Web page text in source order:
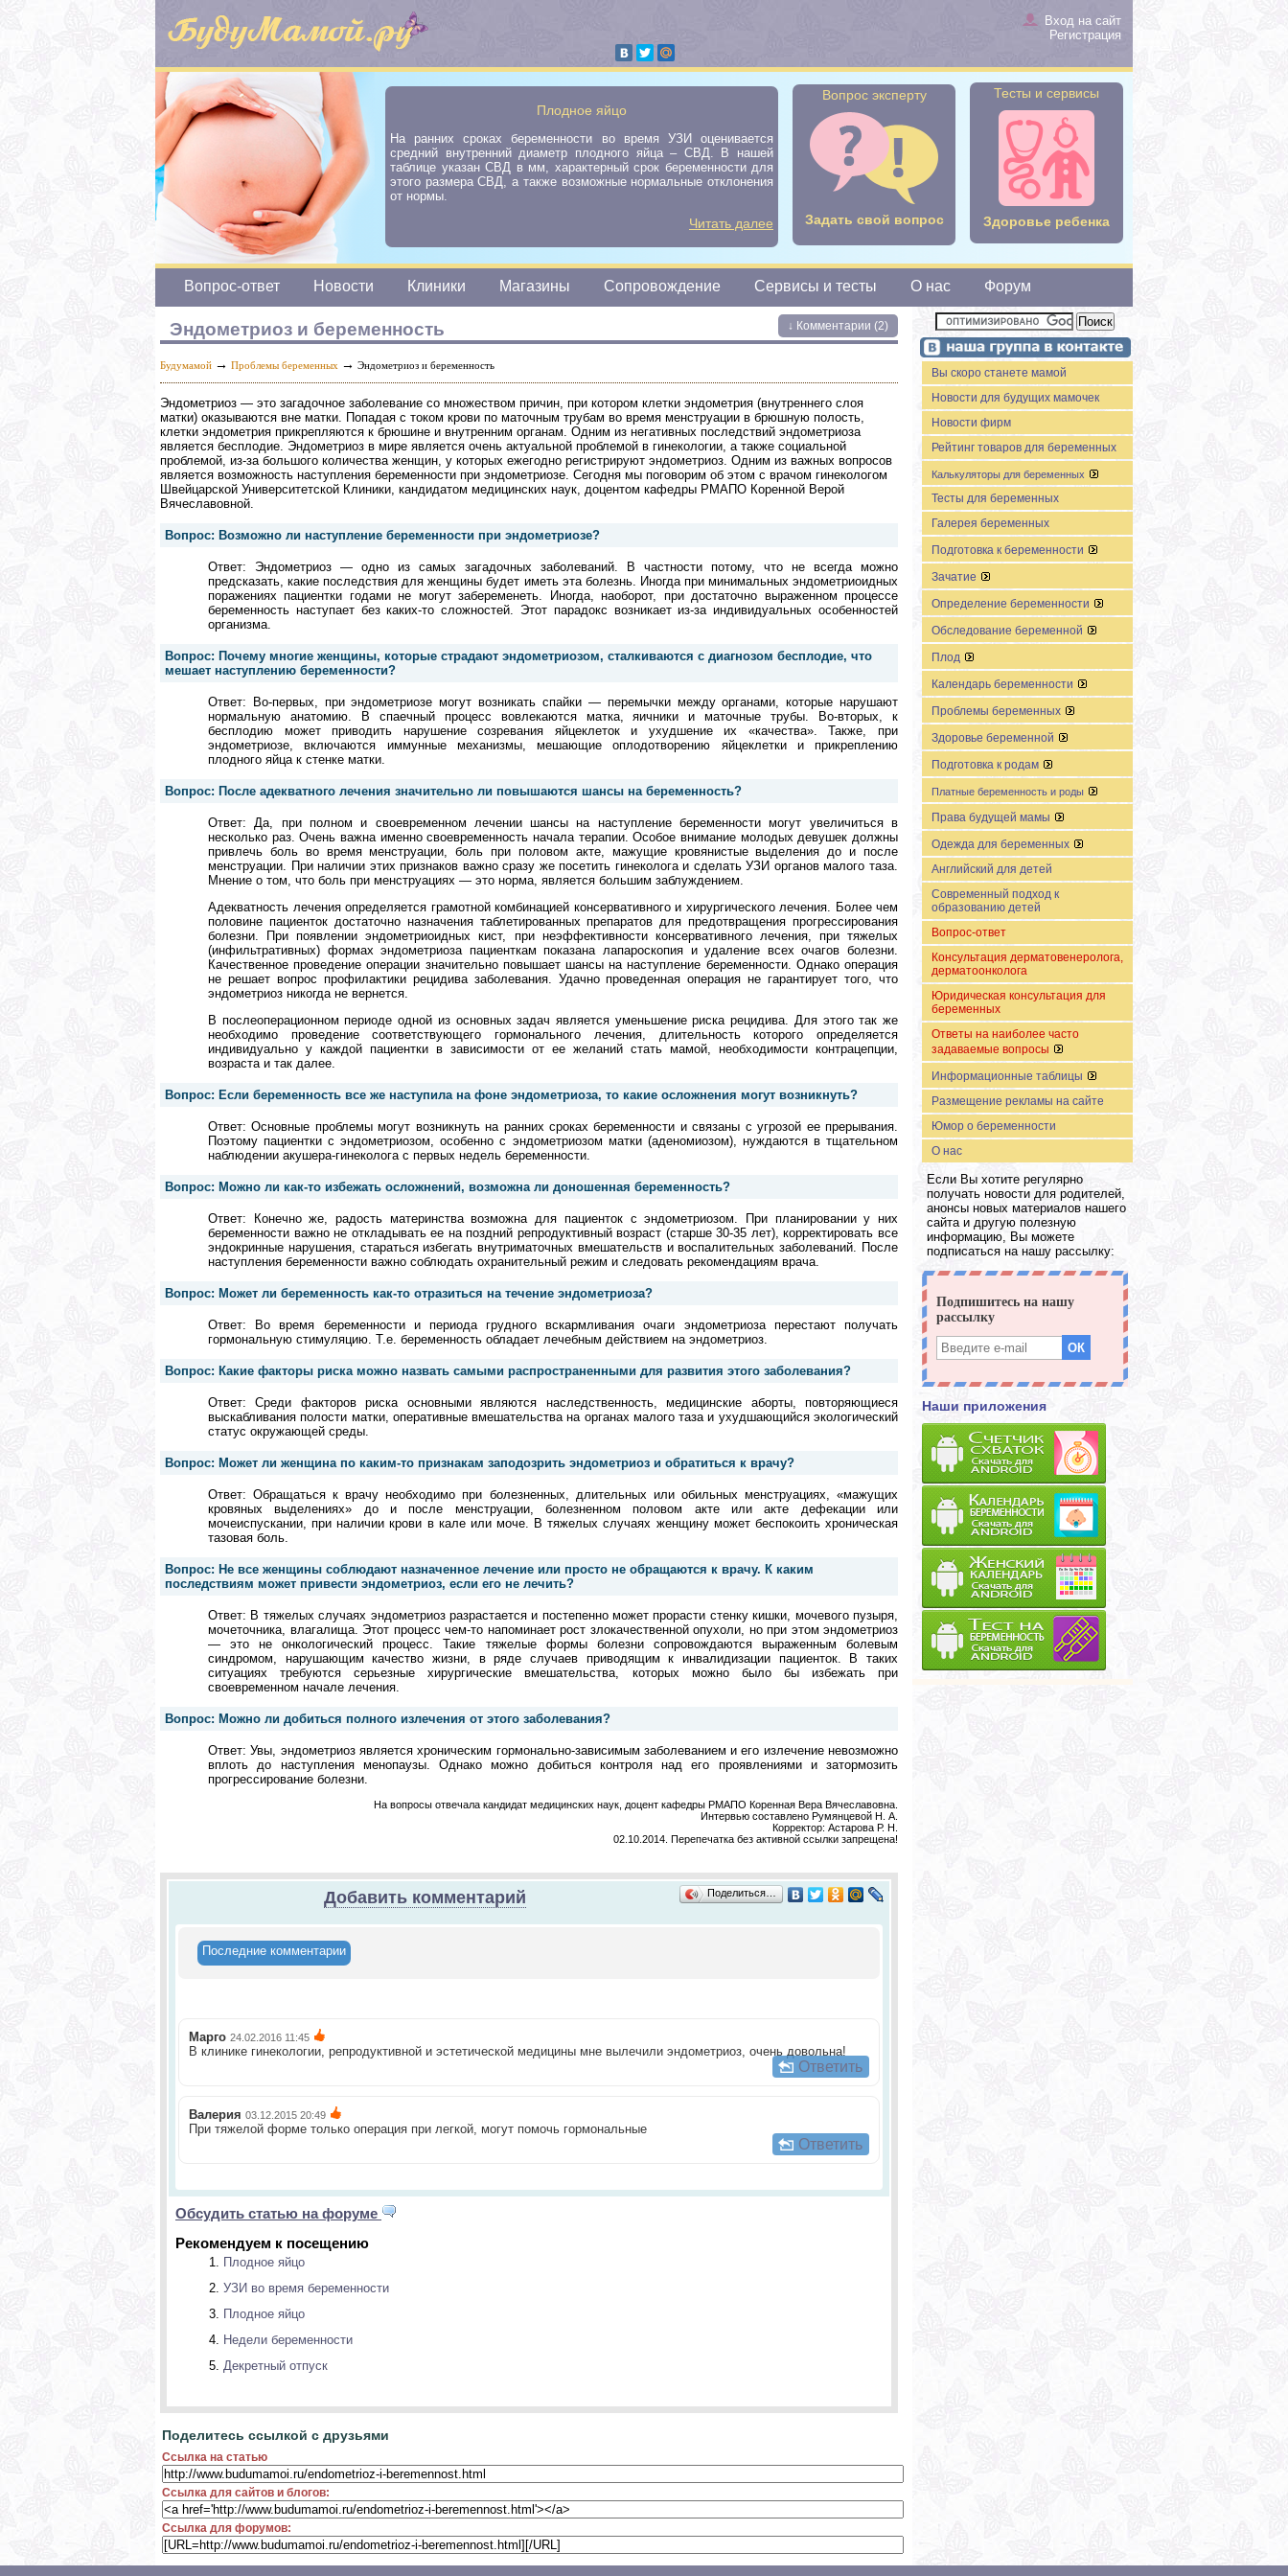
Вход на сайт
Регистрация
Плодное яйцо
На ранних сроках беременности во время УЗИ оценивается
средний внутренний диаметр плодного яйца – СВД. В нашей
таблице указан СВД в мм, характерный срок беременности для
этого размера СВД, а также возможные нормальные отклонения
от нормы.
Читать далее
Вопрос эксперту
Задать свой вопрос
Тесты и сервисы
Здоровье ребенка
Вопрос-ответ Новости Клиники Магазины Сопровождение Сервисы и тесты О нас Форум
↓ Комментарии (2)
Эндометриоз и беременность
Будумамой → Проблемы беременных → Эндометриоз и беременность
Эндометриоз — это загадочное заболевание со множеством причин, при котором клетки эндометрия (внутреннего слоя
матки) оказываются вне матки. Попадая с током крови по маточным трубам во время менструации в брюшную полость,
клетки эндометрия прикрепляются к брюшине и внутренним органам. Одним из негативных последствий эндометриоза
является бесплодие. Эндометриоз в мире является очень актуальной проблемой в гинекологии, а также социальной
проблемой, из-за большого количества женщин, у которых ежегодно регистрируют эндометриоз. Одним из важных вопросов
является возможность наступления беременности при эндометриозе. Сегодня мы поговорим об этом с врачом гинекологом
Швейцарской Университетской Клиники, кандидатом медицинских наук, доцентом кафедры РМАПО Коренной Верой
Вячеславовной.
Вопрос: Возможно ли наступление беременности при эндометриозе?
Ответ: Эндометриоз — одно из самых загадочных заболеваний. В частности потому, что не всегда можно
предсказать, какие последствия для женщины будет иметь эта болезнь. Иногда при минимальных эндометриоидных
поражениях пациентки годами не могут забеременеть. Иногда, наоборот, при достаточно выраженном процессе
беременность наступает без каких-то сложностей. Этот парадокс возникает из-за индивидуальных особенностей
организма.
Вопрос: Почему многие женщины, которые страдают эндометриозом, сталкиваются с диагнозом бесплодие, что
мешает наступлению беременности?
Ответ: Во-первых, при эндометриозе могут возникать спайки — перемычки между органами, которые нарушают
нормальную анатомию. В спаечный процесс вовлекаются матка, яичники и маточные трубы. Во-вторых, к
бесплодию может приводить нарушение созревания яйцеклеток и ухудшение их «качества». Также, при
эндометриозе, включаются иммунные механизмы, мешающие оплодотворению яйцеклетки и прикреплению
плодного яйца к стенке матки.
Вопрос: После адекватного лечения значительно ли повышаются шансы на беременность?
Ответ: Да, при полном и своевременном лечении шансы на наступление беременности могут увеличиться в
несколько раз. Очень важна именно своевременность начала терапии. Особое внимание молодых девушек должны
привлечь боль во время менструации, боль при половом акте, мажущие кровянистые выделения до и после
менструации. При наличии этих признаков важно сразу же посетить гинеколога и сделать УЗИ органов малого таза.
Мнение о том, что боль при менструациях — это норма, является большим заблуждением.
Адекватность лечения определяется грамотной комбинацией консервативного и хирургического лечения. Более чем
половине пациенток достаточно назначения таблетированных препаратов для предотвращения прогрессирования
болезни. При появлении эндометриоидных кист, при неэффективности консервативного лечения, при тяжелых
(инфильтративных) формах эндометриоза пациенткам показана лапароскопия и удаление всех очагов болезни.
Качественное проведение операции значительно повышает шансы на наступление беременности. Однако операция
не решает вопрос профилактики рецидива заболевания. Удачно проведенная операция не гарантирует того, что
эндометриоз никогда не вернется.
В послеоперационном периоде одной из основных задач является уменьшение риска рецидива. Для этого так же
необходимо проведение соответствующего гормонального лечения, длительность которого определяется
индивидуально у каждой пациентки в зависимости от ее желаний стать мамой, необходимости контрацепции,
возраста и так далее.
Вопрос: Если беременность все же наступила на фоне эндометриоза, то какие осложнения могут возникнуть?
Ответ: Основные проблемы могут возникнуть на ранних сроках беременности и связаны с угрозой ее прерывания.
Поэтому пациентки с эндометриозом, особенно с эндометриозом матки (аденомиозом), нуждаются в тщательном
наблюдении акушера-гинеколога с первых недель беременности.
Вопрос: Можно ли как-то избежать осложнений, возможна ли доношенная беременность?
Ответ: Конечно же, радость материнства возможна для пациенток с эндометриозом. При планировании у них
беременности важно не откладывать ее на поздний репродуктивный возраст (старше 30-35 лет), корректировать все
эндокринные нарушения, стараться избегать внутриматочных вмешательств и воспалительных заболеваний. После
наступления беременности важно соблюдать охранительный режим и следовать рекомендациям врача.
Вопрос: Может ли беременность как-то отразиться на течение эндометриоза?
Ответ: Во время беременности и периода грудного вскармливания очаги эндометриоза перестают получать
гормональную стимуляцию. Т.е. беременность обладает лечебным действием на эндометриоз.
Вопрос: Какие факторы риска можно назвать самыми распространенными для развития этого заболевания?
Ответ: Среди факторов риска основными являются наследственность, медицинские аборты, повторяющиеся
выскабливания полости матки, оперативные вмешательства на органах малого таза и ухудшающийся экологический
статус окружающей среды.
Вопрос: Может ли женщина по каким-то признакам заподозрить эндометриоз и обратиться к врачу?
Ответ: Обращаться к врачу необходимо при болезненных, длительных или обильных менструациях, «мажущих
кровяных выделениях» до и после менструации, болезненном половом акте или акте дефекации или
мочеиспускании, при наличии крови в кале или моче. В тяжелых случаях женщину может беспокоить хроническая
тазовая боль.
Вопрос: Не все женщины соблюдают назначенное лечение или просто не обращаются к врачу. К каким
последствиям может привести эндометриоз, если его не лечить?
Ответ: В тяжелых случаях эндометриоз разрастается и постепенно может прорасти стенку кишки, мочевого пузыря,
мочеточника, влагалища. Этот процесс чем-то напоминает рост злокачественной опухоли, но при этом эндометриоз
— это не онкологический процесс. Такие тяжелые формы болезни сопровождаются выраженным болевым
синдромом, нарушающим качество жизни, в ряде случаев приводящим к инвалидизации пациенток. В таких
ситуациях требуются серьезные хирургические вмешательства, которых можно было бы избежать при
своевременном начале лечения.
Вопрос: Можно ли добиться полного излечения от этого заболевания?
Ответ: Увы, эндометриоз является хроническим гормонально-зависимым заболеванием и его излечение невозможно
вплоть до наступления менопаузы. Однако можно добиться контроля над его проявлениями и затормозить
прогрессирование болезни.
На вопросы отвечала кандидат медицинских наук, доцент кафедры РМАПО Коренная Вера Вячеславовна.
Интервью составлено Румянцевой Н. А.
Корректор: Астарова Р. Н.
02.10.2014. Перепечатка без активной ссылки запрещена!
Поделиться…
Добавить комментарий
Последние комментарии
Марго 24.02.2016 11:45
В клинике гинекологии, репродуктивной и эстетической медицины мне вылечили эндометриоз, очень довольна!
Ответить
Валерия 03.12.2015 20:49
При тяжелой форме только операция при легкой, могут помочь гормональные
Ответить
Обсудить статью на форуме
Рекомендуем к посещению
Плодное яйцо
УЗИ во время беременности
Плодное яйцо
Недели беременности
Декретный отпуск
Поделитесь ссылкой с друзьями
Ссылка на статью
Ссылка для сайтов и блогов:
Ссылка для форумов:
Вы скоро станете мамой
Новости для будущих мамочек
Новости фирм
Рейтинг товаров для беременных
Калькуляторы для беременных
Тесты для беременных
Галерея беременных
Подготовка к беременности
Зачатие
Определение беременности
Обследование беременной
Плод
Календарь беременности
Проблемы беременных
Здоровье беременной
Подготовка к родам
Платные беременность и роды
Права будущей мамы
Одежда для беременных
Английский для детей
Современный подход к
образованию детей
Вопрос-ответ
Консультация дерматовенеролога,
дерматоонколога
Юридическая консультация для
беременных
Ответы на наиболее часто
задаваемые вопросы
Информационные таблицы
Размещение рекламы на сайте
Юмор о беременности
О нас
Если Вы хотите регулярно
получать новости для родителей,
анонсы новых материалов нашего
сайта и другую полезную
информацию, Вы можете
подписаться на нашу рассылку:
Наши приложения